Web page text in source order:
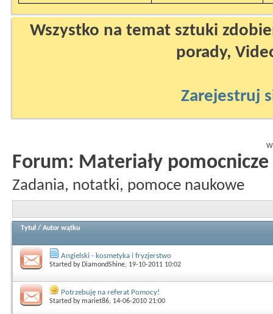
Wszystko na temat sztuki
porady,
Zarejestruj
Forum: Materiały
Zadania, notatki, pomoce naukowe
Tytuł / Autor wątku
Angielski - kosmetyka i fryzjerstwo
Started by DiamondShine, 19-10-2011 10:02
Potrzebuję na referat Pomocy!
Started bymariet86, 14-06-2010 21:00